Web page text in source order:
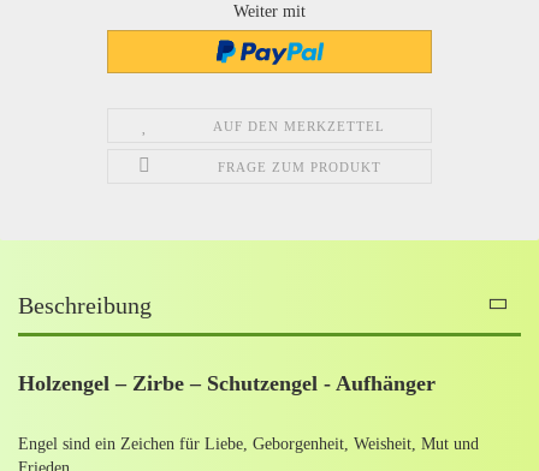
Weiter mit
AUF DEN MERKZETTEL
FRAGE ZUM PRODUKT
Beschreibung
Holzengel – Zirbe – Schutzengel - Aufhänger
Engel sind ein Zeichen für Liebe, Geborgenheit, Weisheit, Mut und